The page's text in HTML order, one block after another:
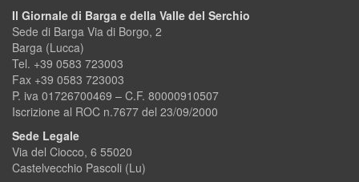
Il Giornale di Barga e della Valle del Serchio
Sede di Barga Via di Borgo, 2
Barga (Lucca)
Tel. +39 0583 723003
Fax +39 0583 723003
P. iva 01726700469 – C.F. 80000910507
Iscrizione al ROC n.7677 del 23/09/2000
Sede Legale
Via del Ciocco, 6 55020
Castelvecchio Pascoli (Lu)